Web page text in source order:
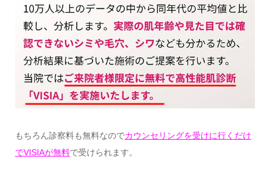
もちろん診察料も無料なのでカウンセリングを受けに行くだけ
でVISIAが無料で受けられます。